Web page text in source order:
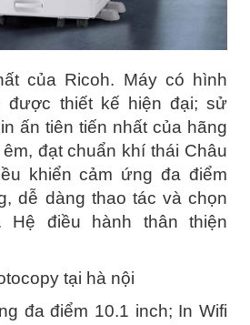
của Ricoh. Máy có hình
được thiết kế hiện đại; sử
ấn tiên tiến nhất của hãng
đạt chuẩn khí thái Châu
khiển cảm ứng đa điểm
dễ dàng thao tác và chọn
Hệ điều hành thân thiện
tại hà nội
đa điểm 10.1 inch; In Wifi